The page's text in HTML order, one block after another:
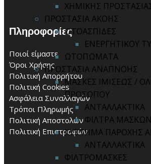
ΧΗΜΙΚΗΣ
ΠΡΟΣΤΑΣΙΑ ΑΚΟΗΣ
ΩΤΟΑΣΠΙΔΕΣ
ΕΝΕΡΓΗΤΙΚΟΥ
ΩΤΟΠΩΜΑΤΑ
ΠΡΟΣΤΑΣΙΑ ΑΝΑΠΝΟΗΣ
ΜΑΣΚΕΣ ΙΜΙΣΕΩΣ /
ΠΡΟΣΩΠΟΥ
ΑΝΤΑΛΛΑΚΤΙΚΑ
ΦΙΛΤΡΑ ΜΑΣΚΩΝ
ΣΥΣΤΗΜΑ ΠΑΡΟΧΗΣ
ΑΝΤΑΛΛΑΚΤΙΚΑ
ΦΙΛΤΡΟΜΑΣΚΕΣ
Πληροφορίες
Ποιοί είμαστε
Όροι Χρήσης
Πολιτική Απορρήτου
Πολιτική Cookies
Ασφάλεια Συναλλαγών
Τρόποι Πληρωμής
Πολιτική Αποστολών
Πολιτική Επιστροφών